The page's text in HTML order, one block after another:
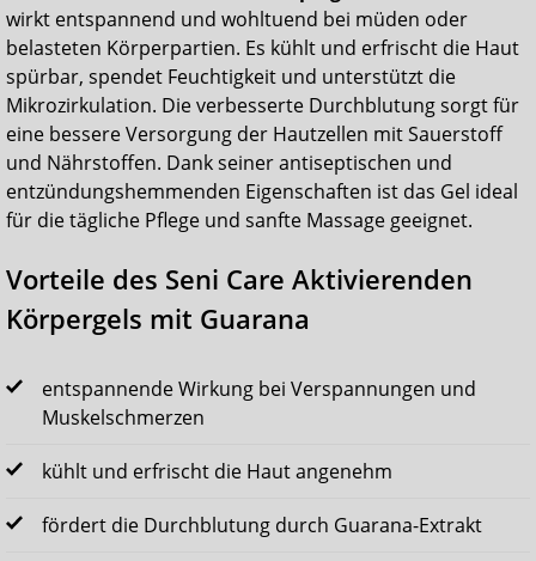
wirkt entspannend und wohltuend bei müden oder
belasteten Körperpartien. Es kühlt und erfrischt die Haut
spürbar, spendet Feuchtigkeit und unterstützt die
Mikrozirkulation. Die verbesserte Durchblutung sorgt für
eine bessere Versorgung der Hautzellen mit Sauerstoff
und Nährstoffen. Dank seiner antiseptischen und
entzündungshemmenden Eigenschaften ist das Gel ideal
für die tägliche Pflege und sanfte Massage geeignet.
Vorteile des Seni Care Aktivierenden
Körpergels mit Guarana
entspannende Wirkung bei Verspannungen und
Muskelschmerzen
kühlt und erfrischt die Haut angenehm
fördert die Durchblutung durch Guarana-Extrakt